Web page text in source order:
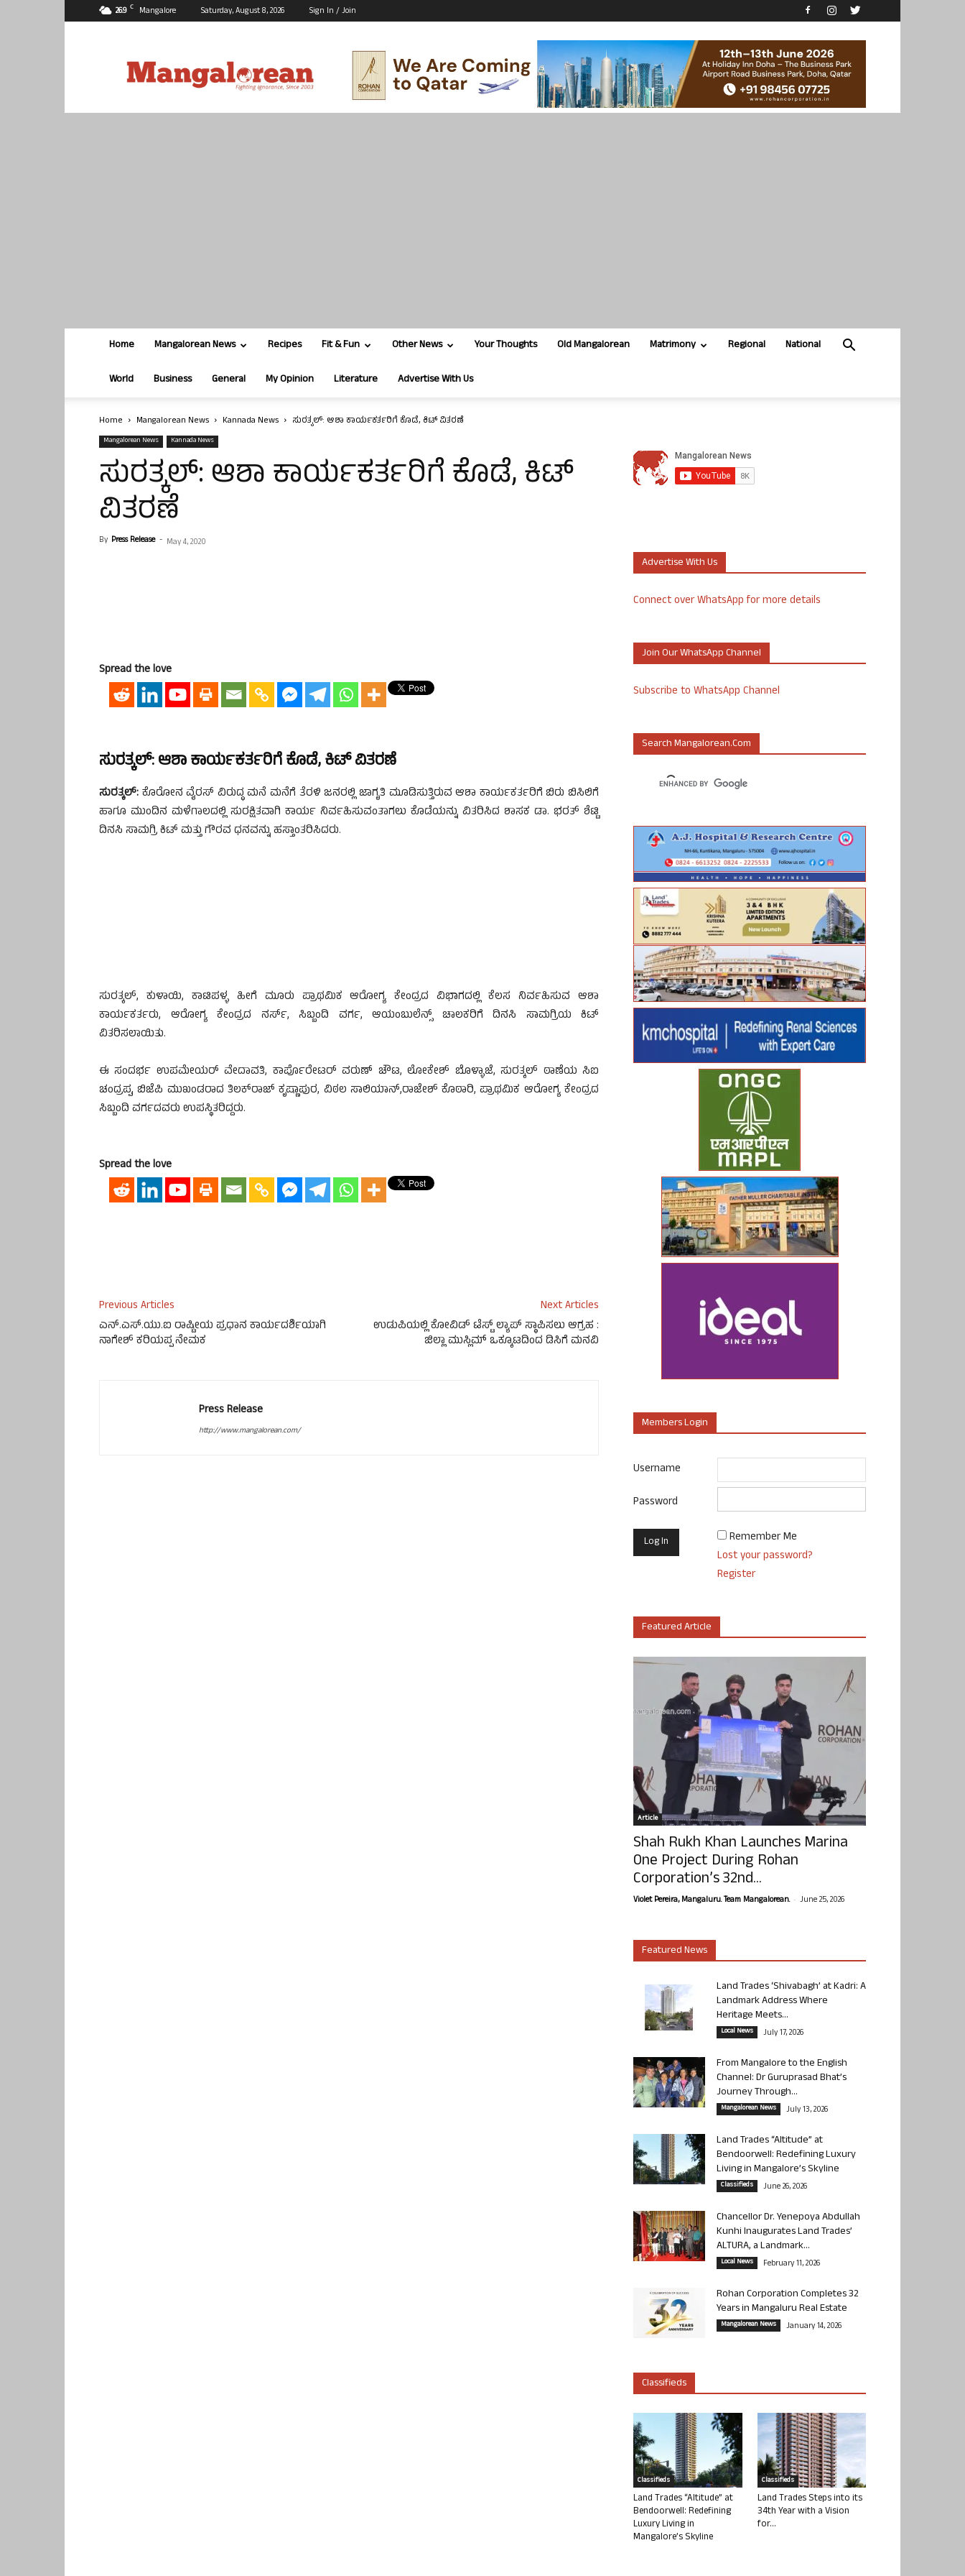
26.9 C Mangalore Saturday, August 8, 2026 Sign In / Join
Home Mangalorean News Recipes Fit & Fun Other News Your Thoughts Old Mangalorean Matrimony Regional National
World Business General My Opinion Literature Advertise With Us
Home Mangalorean News Kannada News ಸುರತ್ಕಲ್: ಆಶಾ ಕಾರ್ಯಕರ್ತರಿಗೆ ಕೊಡೆ, ಕಿಟ್ ವಿತರಣೆ
Mangalorean News Kannada News
ಸುರತ್ಕಲ್: ಆಶಾ ಕಾರ್ಯಕರ್ತರಿಗೆ ಕೊಡೆ, ಕಿಟ್
ವಿತರಣೆ
By Press Release - May 4, 2020
Spread the love
ಸುರತ್ಕಲ್: ಆಶಾ ಕಾರ್ಯಕರ್ತರಿಗೆ ಕೊಡೆ, ಕಿಟ್ ವಿತರಣೆ
ಸುರತ್ಕಲ್: ಕೊರೋನ ವೈರಸ್ ವಿರುದ್ಧ ಮನೆ ಮನೆಗೆ ತೆರಳಿ ಜನರಲ್ಲಿ ಜಾಗೃತಿ ಮೂಡಿಸುತ್ತಿರುವ ಆಶಾ ಕಾರ್ಯಕರ್ತರಿಗೆ ಬಿರು ಬಿಸಿಲಿಗೆ
ಹಾಗೂ ಮುಂದಿನ ಮಳೆಗಾಲದಲ್ಲಿ ಸುರಕ್ಷಿತವಾಗಿ ಕಾರ್ಯ ನಿರ್ವಹಿಸುವಂತಾಗಲು ಕೊಡೆಯನ್ನು ವಿತರಿಸಿದ ಶಾಸಕ ಡಾ. ಭರತ್ ಶೆಟ್ಟಿ
ದಿನಸಿ ಸಾಮಗ್ರಿ ಕಿಟ್ ಮತ್ತು ಗೌರವ ಧನವನ್ನು ಹಸ್ತಾಂತರಿಸಿದರು.
ಸುರತ್ಕಲ್, ಕುಳಾಯಿ, ಕಾಟಿಪಳ್ಳ ಹೀಗೆ ಮೂರು ಪ್ರಾಥಮಿಕ ಆರೋಗ್ಯ ಕೇಂದ್ರದ ವಿಭಾಗದಲ್ಲಿ ಕೆಲಸ ನಿರ್ವಹಿಸುವ ಆಶಾ
ಕಾರ್ಯಕರ್ತರು, ಆರೋಗ್ಯ ಕೇಂದ್ರದ ನರ್ಸ್, ಸಿಬ್ಬಂದಿ ವರ್ಗ, ಆಯಂಬುಲೆನ್ಸ್ ಚಾಲಕರಿಗೆ ದಿನಸಿ ಸಾಮಗ್ರಿಯ ಕಿಟ್
ವಿತರಿಸಲಾಯಿತು.
ಈ ಸಂದರ್ಭ ಉಪಮೇಯರ್ ವೇದಾವತಿ, ಕಾರ್ಪೊರೇಟರ್ ವರುಣ್ ಚೌಟ, ಲೋಕೇಶ್ ಬೊಳ್ಳಾಜೆ, ಸುರತ್ಕಲ್ ಠಾಣೆಯ ಸಿಐ
ಚಂದ್ರಪ್ಪ, ಬಿಜೆಪಿ ಮುಖಂಡರಾದ ತಿಲಕ್‌ರಾಜ್ ಕೃಷ್ಣಾಪುರ, ವಿಠಲ ಸಾಲಿಯಾನ್,ರಾಜೇಶ್ ಕೊಠಾರಿ, ಪ್ರಾಥಮಿಕ ಆರೋಗ್ಯ ಕೇಂದ್ರದ
ಸಿಬ್ಬಂದಿ ವರ್ಗದವರು ಉಪಸ್ಥಿತರಿದ್ದರು.
Spread the love
Previous Articles
ಎನ್.ಎಸ್.ಯು.ಐ ರಾಷ್ಟೀಯ ಪ್ರಧಾನ ಕಾರ್ಯದರ್ಶಿಯಾಗಿ
ನಾಗೇಶ್ ಕರಿಯಪ್ಪ ನೇಮಕ
Next Articles
ಉಡುಪಿಯಲ್ಲಿ ಕೋವಿಡ್ ಟೆಸ್ಟ್ ಲ್ಯಾಪ್ ಸ್ಥಾಪಿಸಲು ಆಗ್ರಹ :
ಜಿಲ್ಲಾ ಮುಸ್ಲಿಮ್ ಒಕ್ಕೂಟದಿಂದ ಡಿಸಿಗೆ ಮನವಿ
Press Release
http://www.mangalorean.com/
Advertise With Us
Connect over WhatsApp for more details
Join Our WhatsApp Channel
Subscribe to WhatsApp Channel
Search Mangalorean.com
Members Login
Username
Password
Remember Me
Lost your password?
Register
Featured Article
Article
Shah Rukh Khan Launches Marina
One Project During Rohan
Corporation’s 32nd...
Violet Pereira, Mangaluru. Team Mangalorean. - June 25, 2026
Featured News
Land Trades ‘Shivabagh’ at Kadri: A
Landmark Address Where
Heritage Meets...
Local News July 17, 2026
From Mangalore to the English
Channel: Dr Guruprasad Bhat’s
Journey Through...
Mangalorean News July 13, 2026
Land Trades “Altitude” at
Bendoorwell: Redefining Luxury
Living in Mangalore’s Skyline
Classifieds June 26, 2026
Chancellor Dr. Yenepoya Abdullah
Kunhi Inaugurates Land Trades’
ALTURA, a Landmark...
Local News February 11, 2026
Rohan Corporation Completes 32
Years in Mangaluru Real Estate
Mangalorean News January 14, 2026
Classifieds
Classifieds
Land Trades “Altitude” at
Bendoorwell: Redefining
Luxury Living in
Mangalore’s Skyline
Classifieds
Land Trades Steps into its
34th Year with a Vision
for...